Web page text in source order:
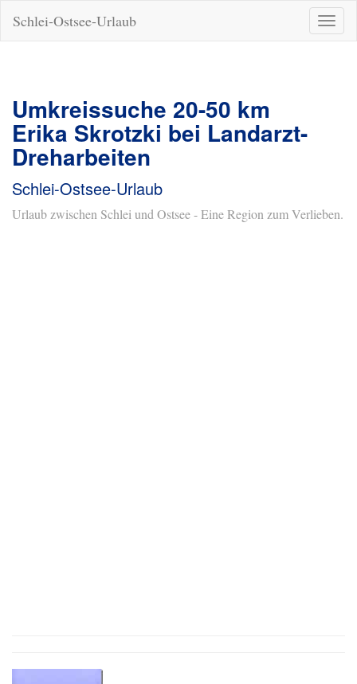
ein-/
Schlei-Ostsee-Urlaub
Umkreissuche 20-50 km
Erika Skrotzki bei Landarzt-
Dreharbeiten
Schlei-Ostsee-Urlaub
Urlaub zwischen Schlei und Ostsee - Eine Region zum Verlieben.